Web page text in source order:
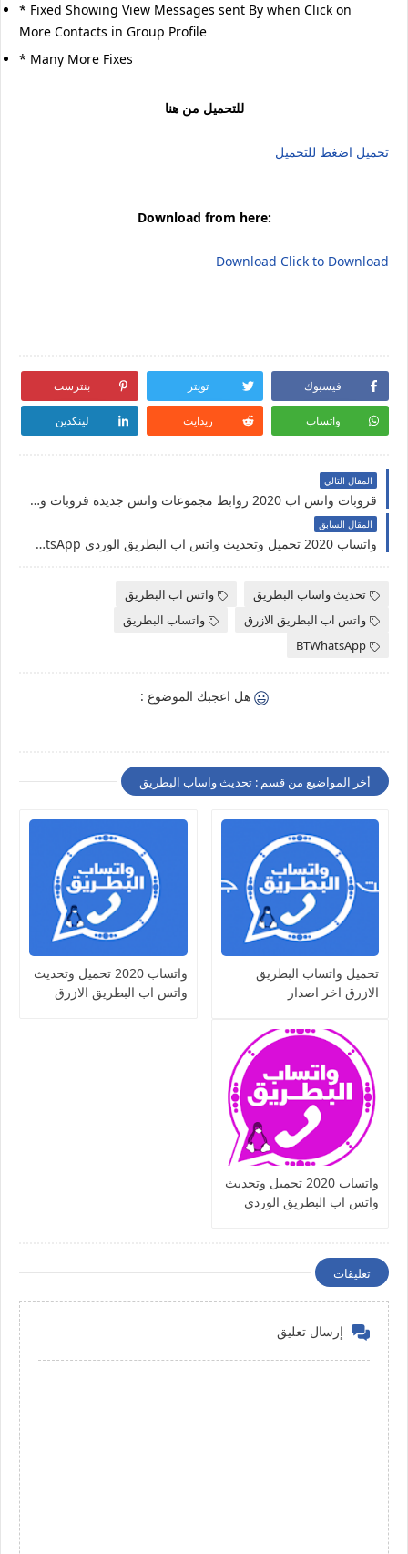
* Fixed Showing View Messages sent By when Click on
More Contacts in Group Profile
* Many More Fixes
للتحميل من هنا
تحميل اضغط للتحميل
Download from here:
Download Click to Download
فيسبوك تويتر بنترست
واتساب ريدايت لينكدين
المقال التالي
قروبات واتس اب 2020 روابط مجموعات واتس جديدة قروبات واتساب
المقال السابق
واتساب 2020 تحميل وتحديث واتس اب البطريق الوردي BT2WahtsApp ضد الحظر الاصدار الاخير
تحديث واساب البطريق
واتس اب البطريق
واتس اب البطريق الازرق
واتساب البطريق
BTWhatsApp
هل اعجبك الموضوع :
أخر المواضيع من قسم : تحديث واساب البطريق
تحميل واتساب البطريق
الازرق اخر اصدار
واتساب 2020 تحميل وتحديث
واتس اب البطريق الازرق
واتساب 2020 تحميل وتحديث
واتس اب البطريق الوردي
تعليقات
إرسال تعليق